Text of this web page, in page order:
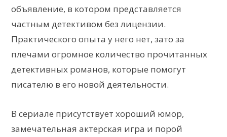
объявление, в котором представляется
частным детективом без лицензии.
Практического опыта у него нет, зато за
плечами огромное количество прочитанных
детективных романов, которые помогут
писателю в его новой деятельности.
В сериале присутствует хороший юмор,
замечательная актерская игра и порой